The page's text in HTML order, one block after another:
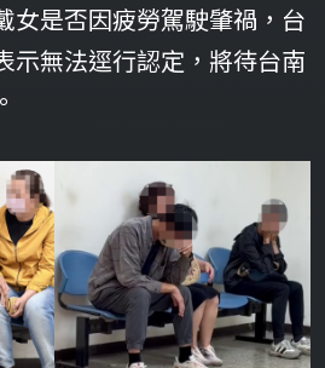
女是否因疲勞駕駛肇禍，台
示無法逕行認定，將待台南